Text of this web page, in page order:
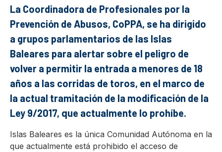
La Coordinadora de Profesionales por la
Prevención de Abusos, CoPPA, se ha dirigido
a grupos parlamentarios de las Islas
Baleares para alertar sobre el peligro de
volver a permitir la entrada a menores de 18
años a las corridas de toros, en el marco de
la actual tramitación de la modificación de la
Ley 9/2017, que actualmente lo prohíbe.
Islas Baleares es la única Comunidad Autónoma en la
que actualmente está prohibido el acceso de